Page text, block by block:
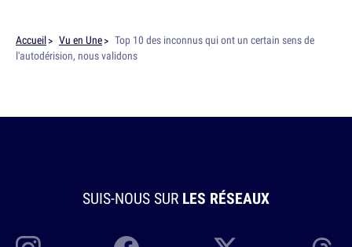
Accueil Vu en Une
Top 10 des inconnus qui ont un certain sens de
l'autodérision, nous validons
SUIS-NOUS SUR LES RÉSEAUX